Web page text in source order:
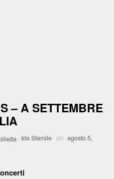
– A SETTEMBRE
· Ida Stamile on agosto 5,